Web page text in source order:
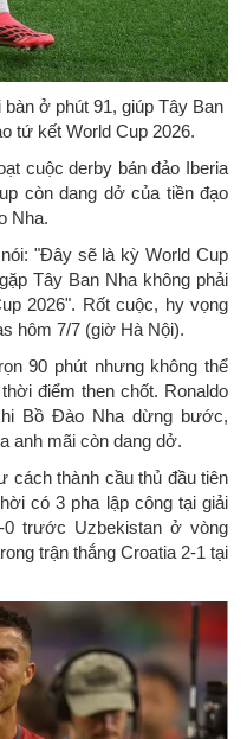
ở phút 91, giúp Tây Ban
tứ kết World Cup 2026.
cuộc derby bán đảo Iberia
còn dang dở của tiền đạo
Nha.
"Đây sẽ là kỳ World Cup
Tây Ban Nha không phải
2026". Rốt cuộc, hy vọng
hôm 7/7 (giờ Hà Nội).
90 phút nhưng không thể
điểm then chốt. Ronaldo
Bồ Đào Nha dừng bước,
anh mãi còn dang dở.
cách thành cầu thủ đầu tiên
có 3 pha lập công tại giải
0 trước Uzbekistan ở vòng
trận thắng Croatia 2-1 tại